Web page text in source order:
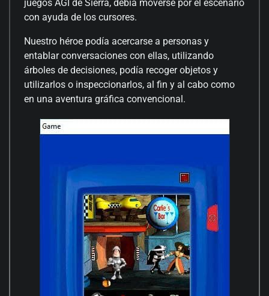
juegos AGI de Sierra, debía moverse por el escenario
con ayuda de los cursores.
Nuestro héroe podía acercarse a personas y
entablar conversaciones con ellas, utilizando
árboles de decisiones, podía recoger objetos y
utilizarlos o inspeccionarlos, al fin y al cabo como
en una aventura gráfica convencional.